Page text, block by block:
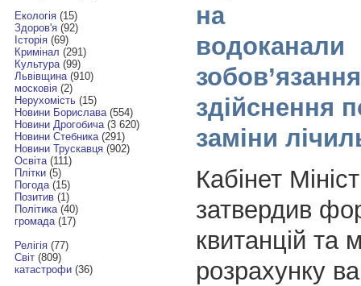
Екологія(15)
Здоров'я(92)
Історія(69)
Кримінал (291)
Культура(99)
Львівщина(910)
московія(2)
Нерухомість(15)
Новини Борислава(554)
Новини Дрогобича(3 620)
Новини Стебника(291)
Новини Трускавця(902)
Освіта(111)
Плітки(5)
Погода(15)
Позитив(1)
Політика(40)
громада(17)
Релігія(77)
Світ(809)
катастрофи(36)
на
водоканали
зобов’язання
здійснення
заміни
Кабінет
затвердив
квитанцій та
розрахунку